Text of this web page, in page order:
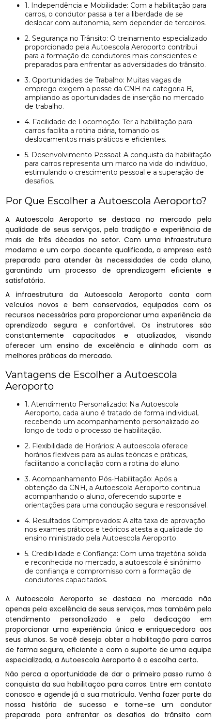
1. Independência e Mobilidade: Com a habilitação para
carros, o condutor passa a ter a liberdade de se
deslocar com autonomia, sem depender de terceiros.
2. Segurança no Trânsito: O treinamento especializado
proporcionado pela Autoescola Aeroporto contribui
para a formação de condutores mais conscientes e
preparados para enfrentar as adversidades do trânsito.
3. Oportunidades de Trabalho: Muitas vagas de
emprego exigem a posse da CNH na categoria B,
ampliando as oportunidades de inserção no mercado
de trabalho.
4. Facilidade de Locomoção: Ter a habilitação para
carros facilita a rotina diária, tornando os
deslocamentos mais práticos e eficientes.
5. Desenvolvimento Pessoal: A conquista da habilitação
para carros representa um marco na vida do indivíduo,
estimulando o crescimento pessoal e a superação de
desafios.
Por Que Escolher a Autoescola Aeroporto?
A Autoescola Aeroporto se destaca no mercado pela
qualidade de seus serviços, pela tradição e experiência de
mais de três décadas no setor. Com uma infraestrutura
moderna e um corpo docente qualificado, a empresa está
preparada para atender às necessidades de cada aluno,
garantindo um processo de aprendizagem eficiente e
satisfatório.
A infraestrutura da Autoescola Aeroporto conta com
veículos novos e bem conservados, equipados com os
recursos necessários para proporcionar uma experiência de
aprendizado segura e confortável. Os instrutores são
constantemente capacitados e atualizados, visando
oferecer um ensino de excelência e alinhado com as
melhores práticas do mercado.
Vantagens de Escolher a Autoescola
Aeroporto
1. Atendimento Personalizado: Na Autoescola
Aeroporto, cada aluno é tratado de forma individual,
recebendo um acompanhamento personalizado ao
longo de todo o processo de habilitação.
2. Flexibilidade de Horários: A autoescola oferece
horários flexíveis para as aulas teóricas e práticas,
facilitando a conciliação com a rotina do aluno.
3. Acompanhamento Pós-Habilitação: Após a
obtenção da CNH, a Autoescola Aeroporto continua
acompanhando o aluno, oferecendo suporte e
orientações para uma condução segura e responsável.
4. Resultados Comprovados: A alta taxa de aprovação
nos exames práticos e teóricos atesta a qualidade do
ensino ministrado pela Autoescola Aeroporto.
5. Credibilidade e Confiança: Com uma trajetória sólida
e reconhecida no mercado, a autoescola é sinônimo
de confiança e compromisso com a formação de
condutores capacitados.
A Autoescola Aeroporto se destaca no mercado não
apenas pela excelência de seus serviços, mas também pelo
atendimento personalizado e pela dedicação em
proporcionar uma experiência única e enriquecedora aos
seus alunos. Se você deseja obter a habilitação para carros
de forma segura, eficiente e com o suporte de uma equipe
especializada, a Autoescola Aeroporto é a escolha certa.
Não perca a oportunidade de dar o primeiro passo rumo à
conquista da sua habilitação para carros. Entre em contato
conosco e agende já a sua matrícula. Venha fazer parte da
nossa história de sucesso e torne-se um condutor
preparado para enfrentar os desafios do trânsito com